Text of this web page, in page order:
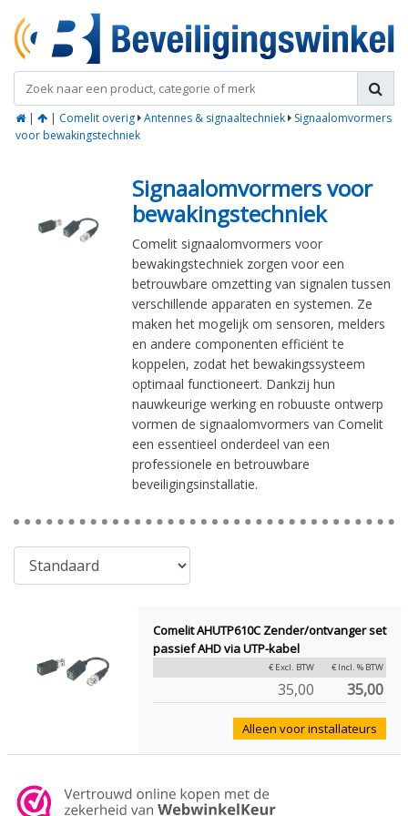
| | Comelit overig Antennes & signaaltechniek
Signaalomvormers
voor bewakingstechniek
Signaalomvormers voor
bewakingstechniek
Comelit signaalomvormers voor
bewakingstechniek zorgen voor een
betrouwbare omzetting van signalen tussen
verschillende apparaten en systemen. Ze
maken het mogelijk om sensoren, melders
en andere componenten efficiënt te
koppelen, zodat het bewakingssysteem
optimaal functioneert. Dankzij hun
nauwkeurige werking en robuuste ontwerp
vormen de signaalomvormers van Comelit
een essentieel onderdeel van een
professionele en betrouwbare
beveiligingsinstallatie.
Comelit AHUTP610C Zender/ontvanger set
passief AHD via UTP-kabel
€ Excl. BTW € Incl. % BTW
35,00 35,00
Alleen voor installateurs